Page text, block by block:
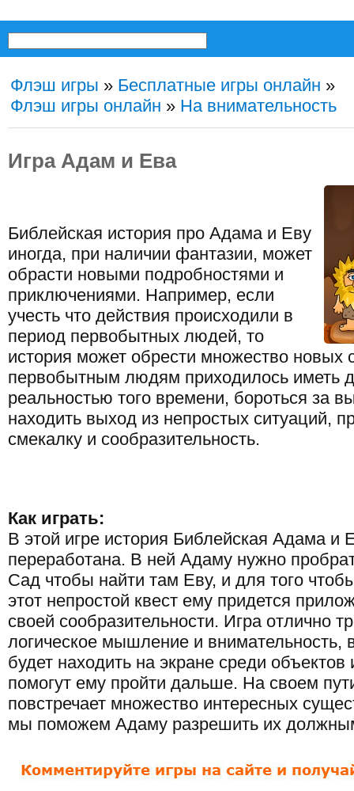
Флэш игры » Бесплатные игры онлайн »
Флэш игры онлайн » На внимательность
Игра Адам и Ева
Библейская история про Адама и Еву
иногда, при наличии фантазии, может
обрасти новыми подробностями и
приключениями. Например, если
учесть что действия происходили в
период первобытных людей, то
история может обрести множество новых
первобытным людям приходилось иметь
реальностью того времени, бороться за
находить выход из непростых ситуаций,
смекалку и сообразительность.
Как играть:
В этой игре история Библейская Адама и
переработана. В ней Адаму нужно
Сад чтобы найти там Еву, и для того
этот непростой квест ему придется
своей сообразительности. Игра отлично
логическое мышление и внимательность,
будет находить на экране среди объектов
помогут ему пройти дальше. На своем
повстречает множество интересных
мы поможем Адаму разрешить их